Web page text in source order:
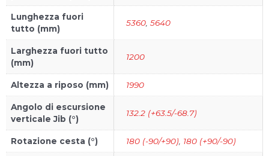
Lunghezza fuori
tutto (mm)
5360 5640
Larghezza fuori tutto
(mm)
1200
Altezza a riposo (mm) 1990
Angolo di escursione
verticale Jib (°)
132.2 (+63.5/-68.7)
Rotazione cesta (°) 180 (-90/+90) 180 (+90/-90)